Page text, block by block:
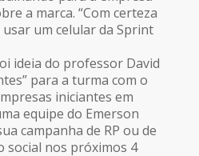
a marca. “Com certeza
um celular da Sprint
ideia do professor David
para a turma com o
iniciantes em
equipe do Emerson
campanha de RP ou de
social nos próximos 4